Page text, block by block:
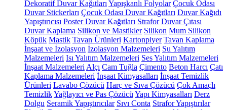
Dekoratif Duvar Kağıtları Yapışkanlı Folyolar Çocuk Odası
Duvar Stickerları Çocuk Odası Duvar Kağıtları Duvar Kağıdı
Yapıştırıcısı Poster Duvar Kağıtları Strafor Duvar Çıtası
Duvar Kaplama Silikon ve Mastikler Silikon Mum Silikon
Köpük Mastik Tavan Ürünleri Kartonpiyer Tavan Kaplama
İnşaat ve İzolasyon İzolasyon Malzemeleri Su Yalıtım
Malzemeleri Isı Yalıtım Malzemeleri Ses Yalıtım Malzemeleri
İnşaat Malzemeleri Alçı Cam Tuğla Çimento Beton Harcı Çatı
Kaplama Malzemeleri İnşaat Kimyasalları İnşaat Temizlik
Ürünleri Lavabo Çözücü Harç ve Sıva Çözücü Çok Amaçlı
TemizlikYağlayıcı ve Pas Çözücü Yapı Kimyasalları Derz
Dolgu Seramik Yapıştırıcılar Sıvı Conta Strafor Yapıştırılar